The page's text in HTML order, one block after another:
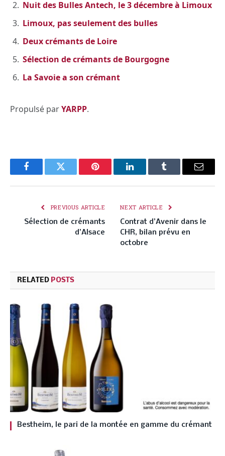
Nuit des Bulles Antech, le 3 décembre à Limoux
Limoux, pas seulement des bulles
Deux crémants de Loire
Sélection de crémants de Bourgogne
La Savoie a son crémant
Propulsé parYARPP.
FacebookTwitter Pinterest LinkedInTumblr Email
PREVIOUS ARTICLE
Sélection de crémants
d’Alsace
NEXT ARTICLE
Contrat d’Avenir dans le
CHR, bilan prévu en
octobre
RELATED POSTS
Bestheim, le pari de la montée en gamme du crémant